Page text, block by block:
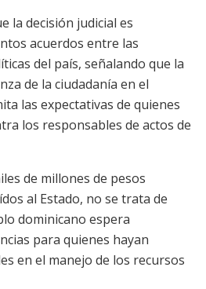
la decisión judicial es
acuerdos entre las
del país, señalando que la
de la ciudadanía en el
las expectativas de quienes
los responsables de actos de
de millones de pesos
al Estado, no se trata de
dominicano espera
para quienes hayan
en el manejo de los recursos